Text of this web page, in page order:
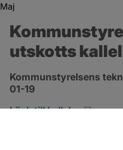
Maj
utskotts
Kommunstyrelsens
01-19
Länk till kallelse
pdf,